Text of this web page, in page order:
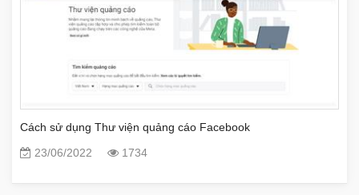
Cách sử dụng Thư viện quảng cáo Facebook
23/06/2022
1734